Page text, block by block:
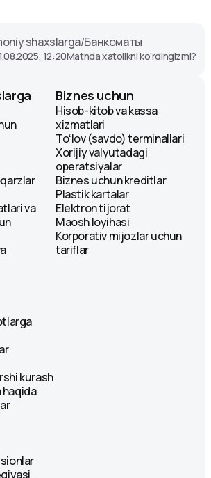
5. Moʻljal: Riviera
koʻchasi, 105A. Moʻljal:
markazi.
34. Moʻljal: Bobur
119, 19-kvartal.
savdo markazi.
107A. Moʻljal:
mehmonxonasi.
Moʻljal: "Parus"
shaxslarga/Банкоматы
12:20Matnda xatolikni ko‘rdingizmi?
va
Biznes uchun
Hisob-kitob va kassa
xizmatlari
Toʻlov (savdo) terminallari
Xorijiy valyutadagi
operatsiyalar
Biznes uchun kreditlar
Plastik kartalar
Elektron tijorat
Maosh loyihasi
Korporativ mijozlar uchun
tariflar
kurash
haqida